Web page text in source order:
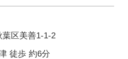
区美善1-1-2
徒歩 約6分